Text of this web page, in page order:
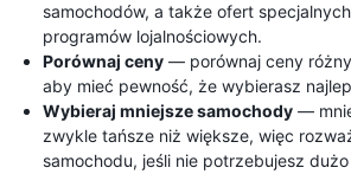
samochodów, a także ofert
programów lojalnościowych.
Porównaj ceny — porównaj ceny
aby mieć pewność, że wybierasz
Wybieraj mniejsze samochody —
zwykle tańsze niż większe, więc
samochodu, jeśli nie potrzebujesz